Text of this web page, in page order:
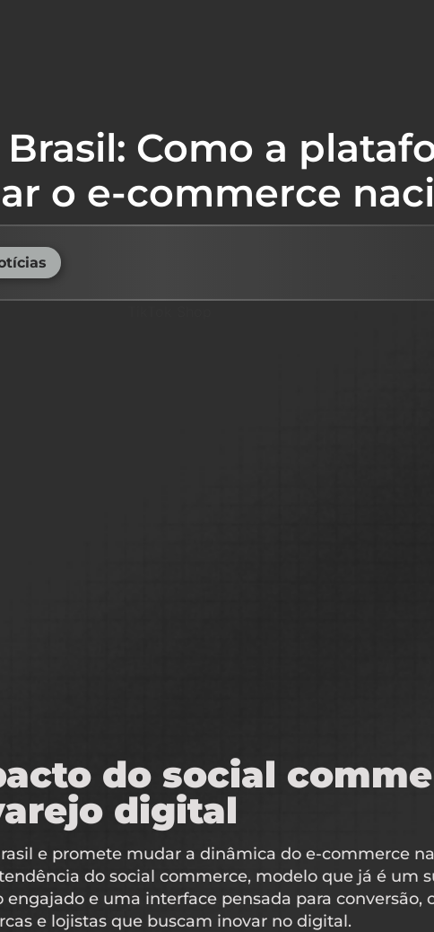
Como a
o e-commerce
do social
digital
e promete mudar a dinâmica do e-commerce
do social commerce, modelo que já é um
e uma interface pensada para conversão,
e lojistas que buscam inovar no digital.